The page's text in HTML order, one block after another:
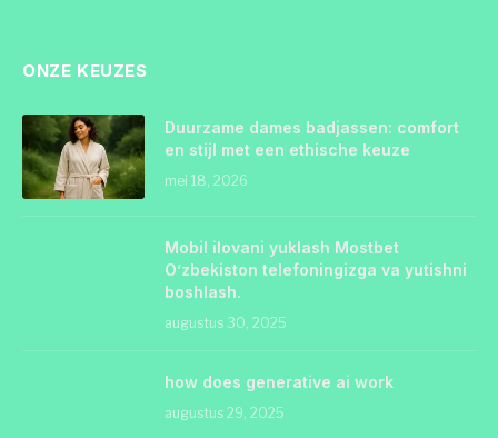
ONZE KEUZES
Duurzame dames badjassen: comfort
en stijl met een ethische keuze
mei 18, 2026
Mobil ilovani yuklash Mostbet
O’zbekiston telefoningizga va yutishni
boshlash.
augustus 30, 2025
how does generative ai work
augustus 29, 2025